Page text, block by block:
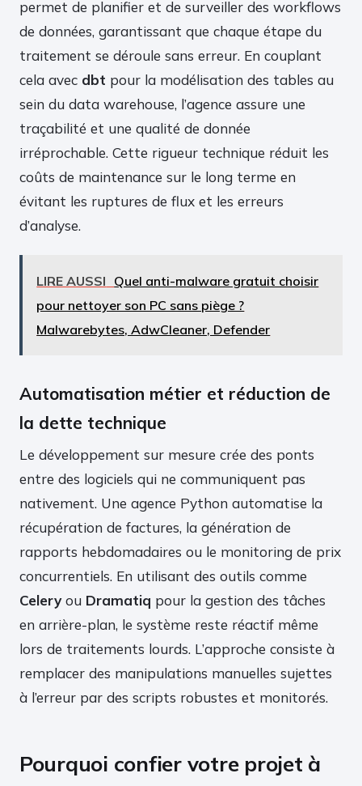
permet de planifier et de surveiller des workflows
de données, garantissant que chaque étape du
traitement se déroule sans erreur. En couplant
cela avec dbt pour la modélisation des tables au
sein du data warehouse, l’agence assure une
traçabilité et une qualité de donnée
irréprochable. Cette rigueur technique réduit les
coûts de maintenance sur le long terme en
évitant les ruptures de flux et les erreurs
d’analyse.
LIRE AUSSI Quel anti-malware gratuit choisir
pour nettoyer son PC sans piège ?
Malwarebytes, AdwCleaner, Defender
Automatisation métier et réduction de
la dette technique
Le développement sur mesure crée des ponts
entre des logiciels qui ne communiquent pas
nativement. Une agence Python automatise la
récupération de factures, la génération de
rapports hebdomadaires ou le monitoring de prix
concurrentiels. En utilisant des outils comme
Celeryou Dramatiq pour la gestion des tâches
en arrière-plan, le système reste réactif même
lors de traitements lourds. L’approche consiste à
remplacer des manipulations manuelles sujettes
à l’erreur par des scripts robustes et monitorés.
Pourquoi confier votre projet à